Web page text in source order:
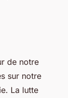
de notre
sur notre
La lutte